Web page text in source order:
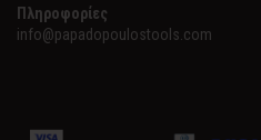
Πληροφορίες
info@papadopoulostools.com